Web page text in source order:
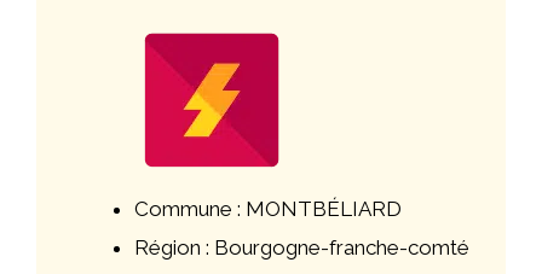
Commune : MONTBÉLIARD
Région : Bourgogne-franche-comté